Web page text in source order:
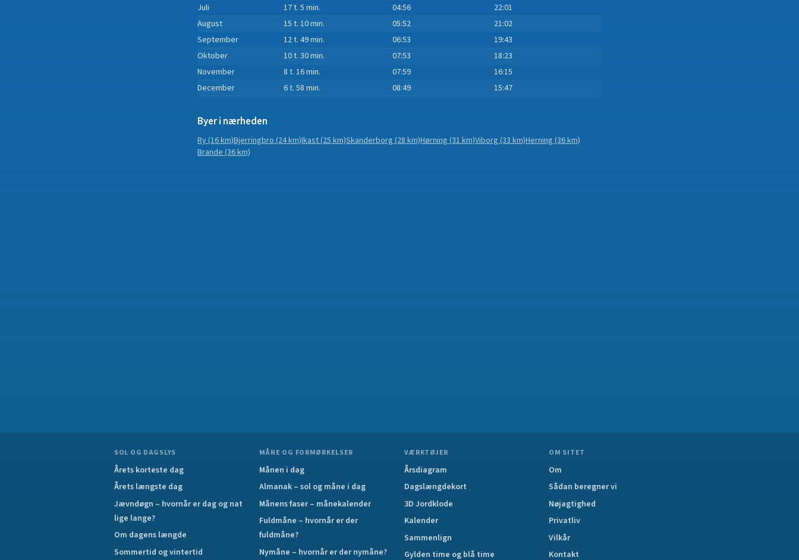
Juli
17 t. 5 min. 04:56
22:01
August
15 t. 10 min. 05:52
21:02
September
12 t. 49 min. 06:53
19:43
Oktober
10 t. 30 min. 07:53
18:23
November
8 t. 16 min. 07:59
16:15
December
6 t. 58 min. 08:49 15:47
Byer i nærheden
Ry(16 km)Bjerringbro(24 km)Ikast(25 km)Skanderborg(28 km)Hørning(31 km)Viborg(33 km)Herning(36 km)
Brande(36 km)
SOL OG DAGSLYS
Årets korteste dag
Årets længste dag
Jævndøgn – hvornår er dag og nat
lige lange?
Om dagens længde
Sommertid og vintertid
MÅNE OG FORMØRKELSER
Månen i dag
Almanak – sol og måne i dag
Månens faser – månekalender
Fuldmåne – hvornår er der
fuldmåne?
Nymåne – hvornår er der nymåne?
VÆRKTØJER
Årsdiagram
Dagslængdekort
3D Jordklode
Kalender
Sammenlign
Gylden time og blå time
OM SITET
Om
Sådan beregner vi
Nøjagtighed
Privatliv
Vilkår
Kontakt